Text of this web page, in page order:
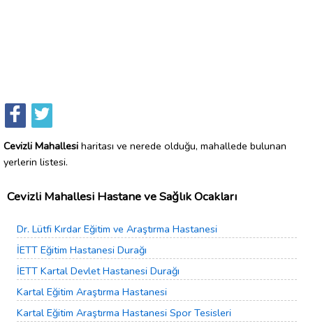
Cevizli Mahallesi haritası ve nerede olduğu, mahallede bulunan
yerlerin listesi.
Cevizli Mahallesi Hastane ve Sağlık Ocakları
Dr. Lütfi Kırdar Eğitim ve Araştırma Hastanesi
İETT Eğitim Hastanesi Durağı
İETT Kartal Devlet Hastanesi Durağı
Kartal Eğitim Araştırma Hastanesi
Kartal Eğitim Araştırma Hastanesi Spor Tesisleri